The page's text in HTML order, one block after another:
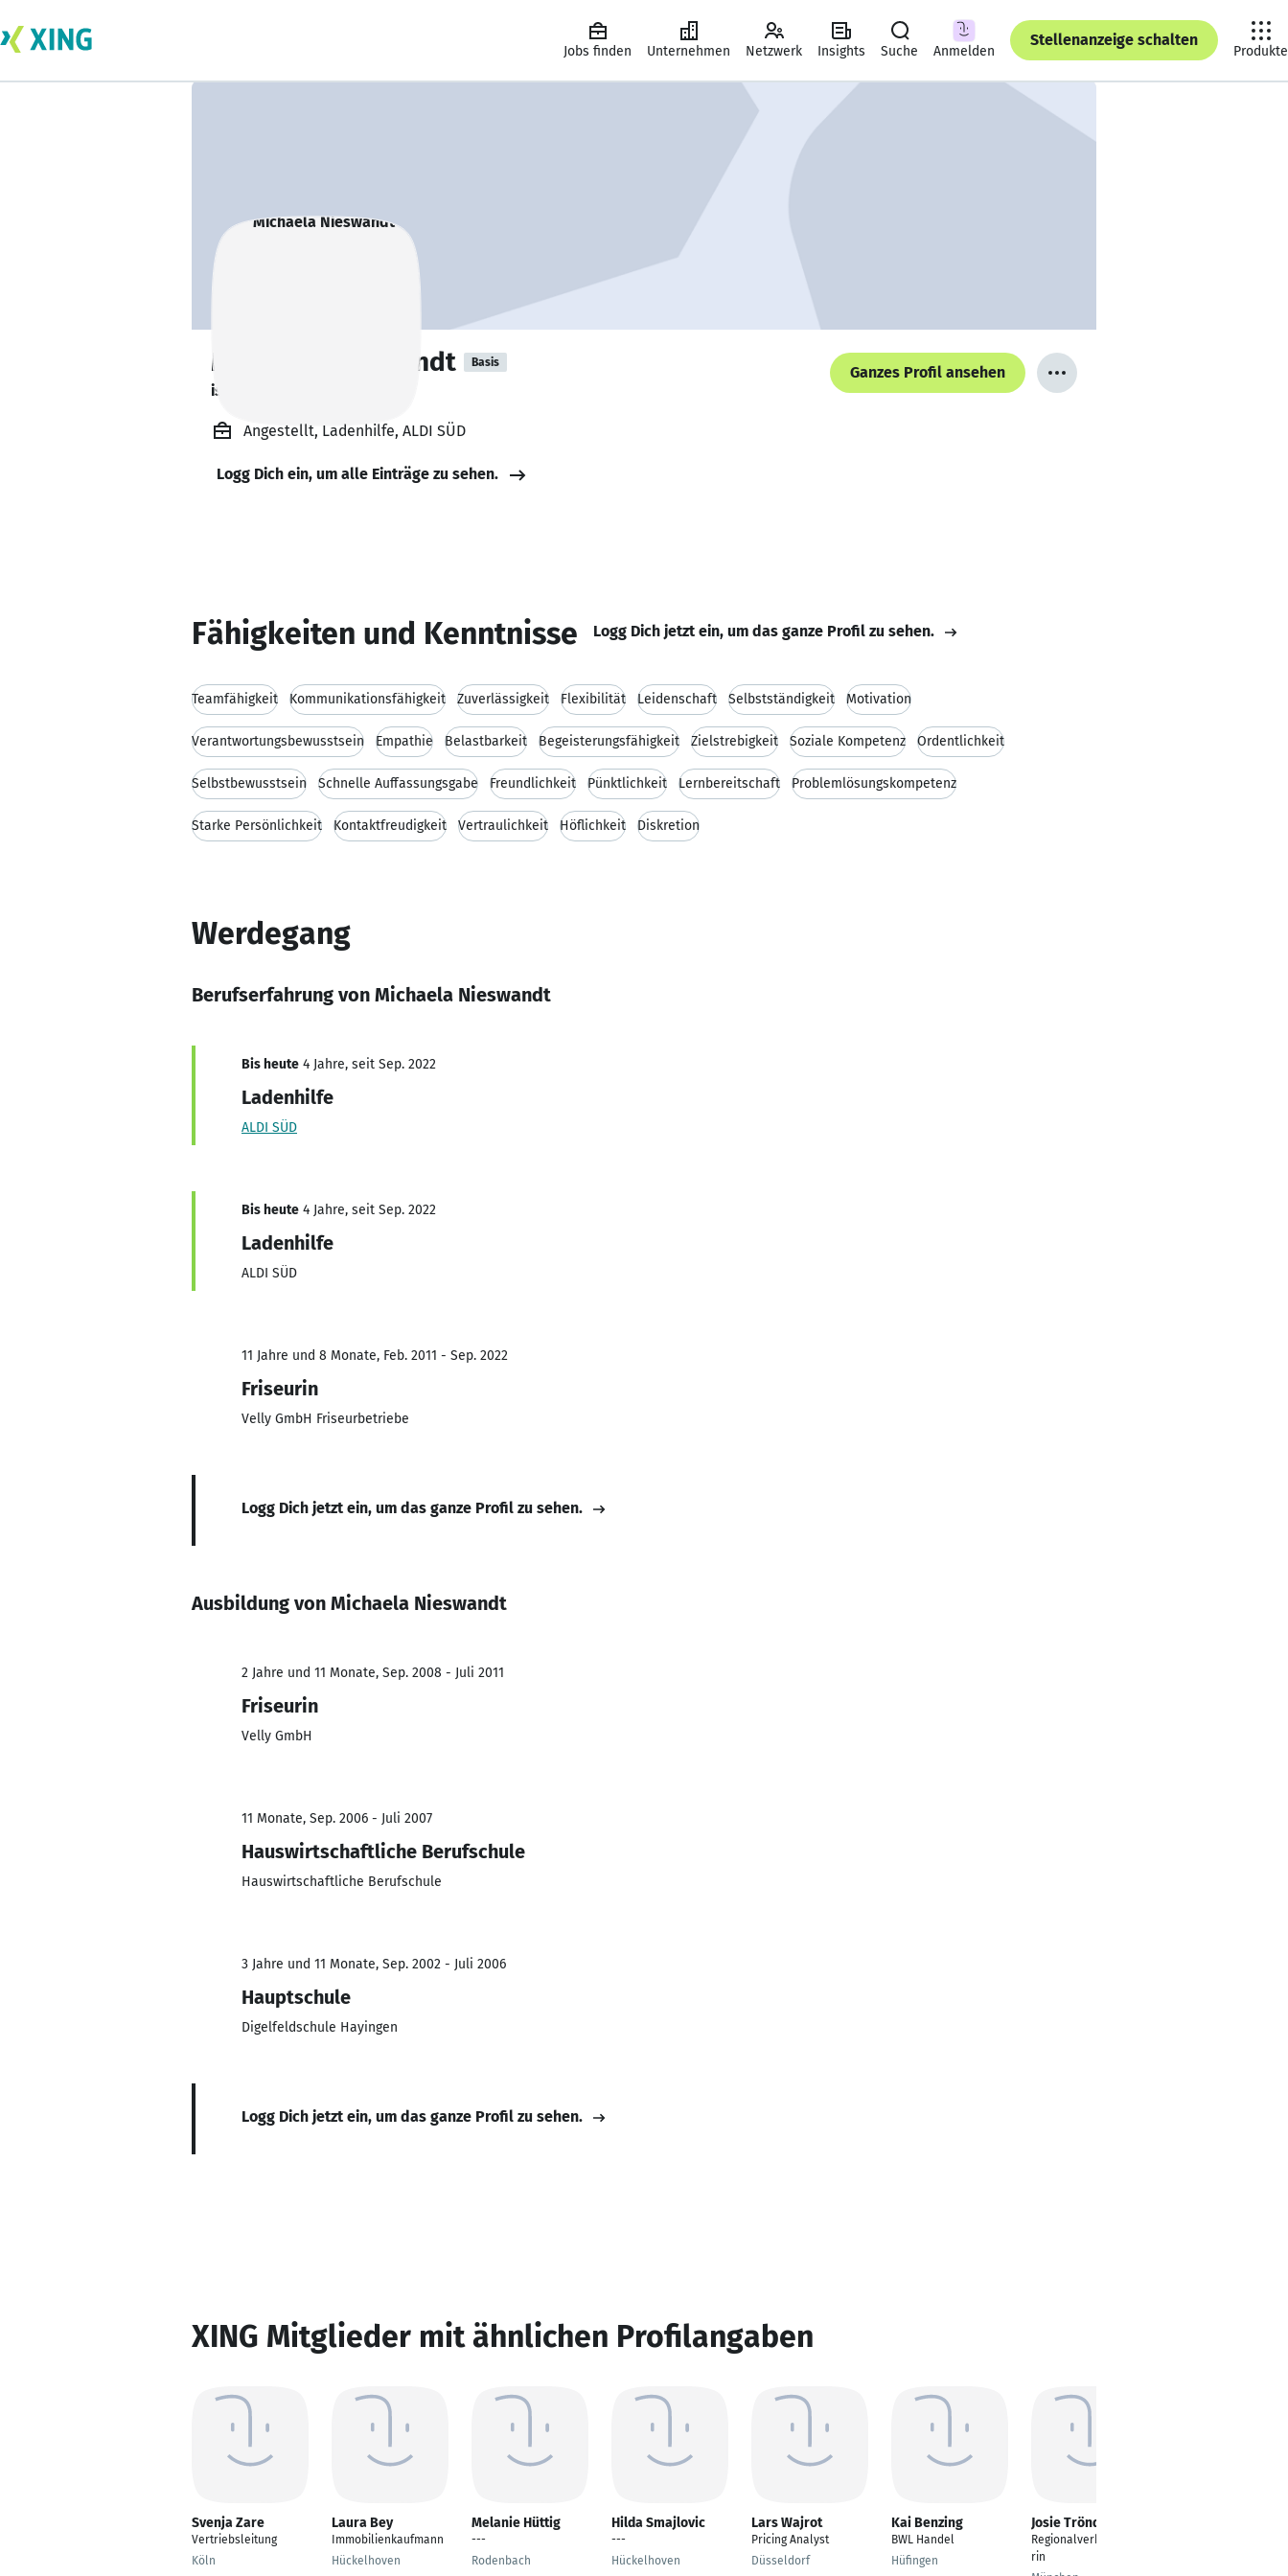
Jobs finden Unternehmen Netzwerk Insights Suche Anmelden
Stellenanzeige schalten
Produkte
Michaela Nieswandt Basis
ist offen für Projekte. 🔎
Ganzes Profil ansehen
Angestellt, Ladenhilfe, ALDI SÜD
Logg Dich ein, um alle Einträge zu sehen.
Fähigkeiten und Kenntnisse Logg Dich jetzt ein, um das ganze Profil zu sehen.
Teamfähigkeit Kommunikationsfähigkeit Zuverlässigkeit Flexibilität Leidenschaft Selbstständigkeit Motivation
Verantwortungsbewusstsein Empathie Belastbarkeit Begeisterungsfähigkeit Zielstrebigkeit Soziale Kompetenz Ordentlichkeit
Selbstbewusstsein Schnelle Auffassungsgabe Freundlichkeit Pünktlichkeit Lernbereitschaft Problemlösungskompetenz
Starke Persönlichkeit Kontaktfreudigkeit Vertraulichkeit Höflichkeit Diskretion
Werdegang
Berufserfahrung von Michaela Nieswandt
Bis heute 4 Jahre, seit Sep. 2022
Ladenhilfe
ALDI SÜD
Bis heute 4 Jahre, seit Sep. 2022
Ladenhilfe
ALDI SÜD
11 Jahre und 8 Monate, Feb. 2011 - Sep. 2022
Friseurin
Velly GmbH Friseurbetriebe
Logg Dich jetzt ein, um das ganze Profil zu sehen.
Ausbildung von Michaela Nieswandt
2 Jahre und 11 Monate, Sep. 2008 - Juli 2011
Friseurin
Velly GmbH
11 Monate, Sep. 2006 - Juli 2007
Hauswirtschaftliche Berufschule
Hauswirtschaftliche Berufschule
3 Jahre und 11 Monate, Sep. 2002 - Juli 2006
Hauptschule
Digelfeldschule Hayingen
Logg Dich jetzt ein, um das ganze Profil zu sehen.
XING Mitglieder mit ähnlichen Profilangaben
Svenja Zare
Vertriebsleitung
Köln
Laura Bey
Immobilienkaufmann
Hückelhoven
Melanie Hüttig
---
Rodenbach
Hilda Smajlovic
---
Hückelhoven
Lars Wajrot
Pricing Analyst
Düsseldorf
Kai Benzing
BWL Handel
Hüfingen
Josie Tröndle
Regionalverkaufsleite
rin